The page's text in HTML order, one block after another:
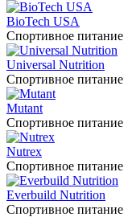
BioTech USA
Спортивное питание
Universal Nutrition
Спортивное питание
Mutant
Спортивное питание
Nutrex
Спортивное питание
Everbuild Nutrition
Спортивное питание